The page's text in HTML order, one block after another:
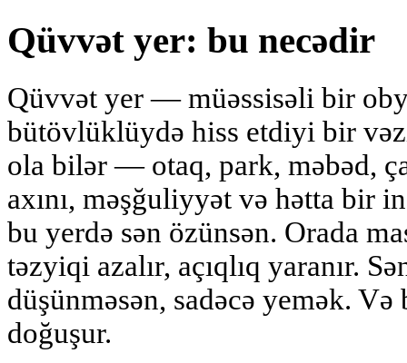
Qüvvət yer: bu necədir
Qüvvət yer — müəssisəli bir
bütövlüklüydə hiss etdiyi bir
ola bilər — otaq, park, məbəd,
axını, məşğuliyyət və hətta bir
bu yerdə sən özünsən. Orada
təzyiqi azalır, açıqlıq yaranır.
düşünməsən, sadəcə yemək.
doğuşur.